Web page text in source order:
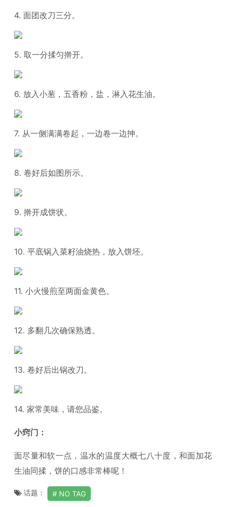
4. 面团改刀三分。
5. 取一分揉匀擀开。
6. 放入小葱，五香粉，盐，淋入花生油。
7. 从一侧满满卷起，一边卷一边抻。
8. 卷好后如图所示。
9. 擀开成饼状。
10. 平底锅入菜籽油烧热，放入饼坯。
11. 小火慢煎至两面金黄色。
12. 多翻几次确保熟透。
13. 卷好后出锅改刀。
14. 家常美味，请您品鉴。
小窍门：
面尽量和软一点，温水的温度大概七八十度，和面加花
生油同揉，饼的口感非常棒呢！
话题： NO TAG